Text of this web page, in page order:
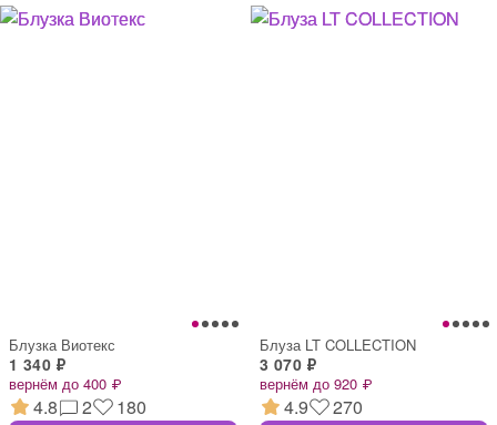
Блузка Виотекс
1 340 ₽
вернём до 400 ₽
4.8 2 180
Блуза LT COLLECTION
3 070 ₽
вернём до 920 ₽
4.9 270